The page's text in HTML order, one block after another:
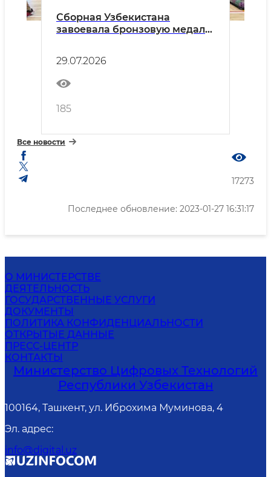
Сборная Узбекистана
завоевала бронзовую медаль
29.07.2026
185
Все новости
17273
Последнее обновление: 2023-01-27 16:31:17
О МИНИСТЕРСТВЕ
ДЕЯТЕЛЬНОСТЬ
ГОСУДАРСТВЕННЫЕ УСЛУГИ
ДОКУМЕНТЫ
ПОЛИТИКА КОНФИДЕНЦИАЛЬНОСТИ
ОТКРЫТЫЕ ДАННЫЕ
ПРЕСС-ЦЕНТР
КОНТАКТЫ
Министерство Цифровых Технологий
Республики Узбекистан
100164, Ташкент, ул. Иброхима Муминова, 4
Эл. адрес:
info@digital.uz